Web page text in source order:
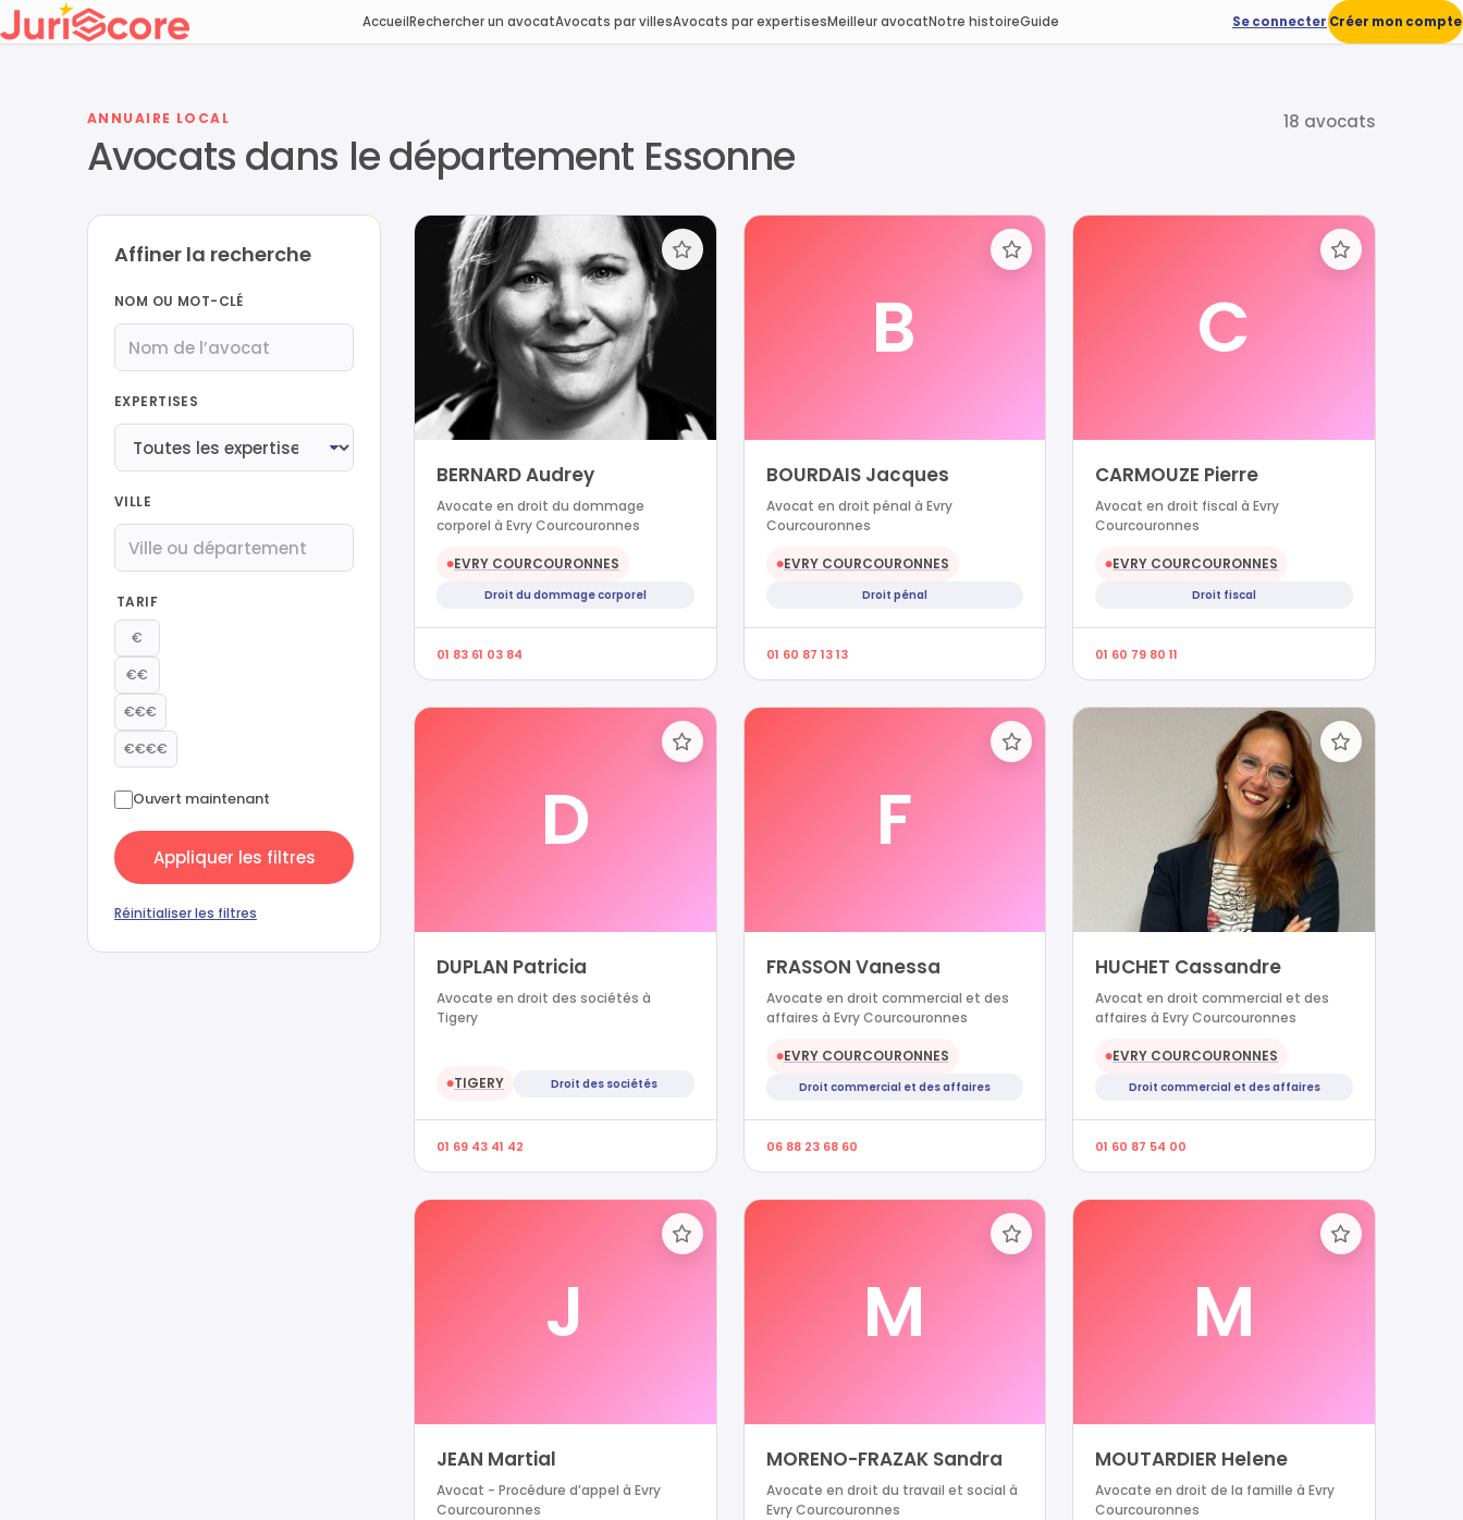
AccueilRechercher un avocatAvocats par villesAvocats par expertisesMeilleur avocatNotre histoireGuide Se connecter Créer mon compte
ANNUAIRE LOCAL
Avocats dans le département Essonne
18 avocats
Affiner la recherche
NOM OU MOT-CLÉ
EXPERTISES
VILLE
TARIF
€
€€
€€€
€€€€
Ouvert maintenant
Appliquer les filtres
Réinitialiser les filtres
BERNARD Audrey
Avocate en droit du dommage
corporel à Evry Courcouronnes
●EVRY COURCOURONNES
Droit du dommage corporel
01 83 61 03 84
B
BOURDAIS Jacques
Avocat en droit pénal à Evry
Courcouronnes
●EVRY COURCOURONNES
Droit pénal
01 60 87 13 13
C
CARMOUZE Pierre
Avocat en droit fiscal à Evry
Courcouronnes
●EVRY COURCOURONNES
Droit fiscal
01 60 79 80 11
D
DUPLAN Patricia
Avocate en droit des sociétés à
Tigery
●TIGERY Droit des sociétés
01 69 43 41 42
F
FRASSON Vanessa
Avocate en droit commercial et des
affaires à Evry Courcouronnes
●EVRY COURCOURONNES
Droit commercial et des affaires
06 88 23 68 60
HUCHET Cassandre
Avocat en droit commercial et des
affaires à Evry Courcouronnes
●EVRY COURCOURONNES
Droit commercial et des affaires
01 60 87 54 00
J
JEAN Martial
Avocat - Procédure d’appel à Evry
Courcouronnes
M
MORENO-FRAZAK Sandra
Avocate en droit du travail et social à
Evry Courcouronnes
M
MOUTARDIER Helene
Avocate en droit de la famille à Evry
Courcouronnes